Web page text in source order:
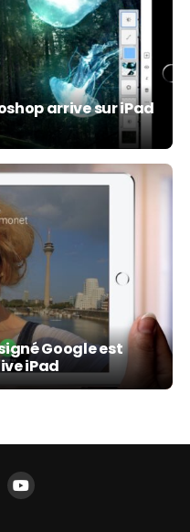
arrive sur iPad
Google est
iPad